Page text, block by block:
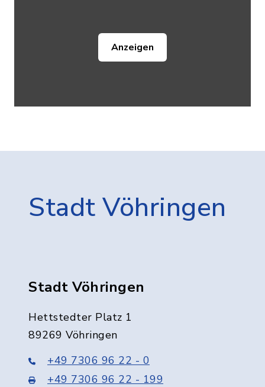
Anzeigen
Stadt Vöhringen
Stadt Vöhringen
Hettstedter Platz 1
89269 Vöhringen
+49 7306 96 22 - 0
+49 7306 96 22 - 199